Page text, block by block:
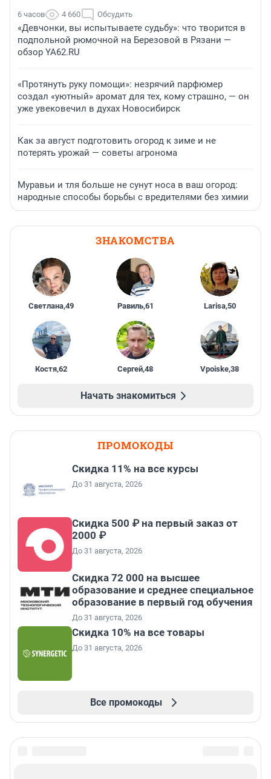
6 часов 4 660 Обсудить
«Девчонки, вы испытываете судьбу»: что творится в
подпольной рюмочной на Березовой в Рязани —
обзор YA62.RU
«Протянуть руку помощи»: незрячий парфюмер
создал «уютный» аромат для тех, кому страшно, — он
уже увековечил в духах Новосибирск
Как за август подготовить огород к зиме и не
потерять урожай — советы агронома
Муравьи и тля больше не сунут носа в ваш огород:
народные способы борьбы с вредителями без химии
ЗНАКОМСТВА
Светлана,49 Равиль,61 Larisa,50
Костя,62 Сергей,48 Vpoiske,38
Начать знакомиться
ПРОМОКОДЫ
Скидка 11% на все курсы
До 31 августа, 2026
Скидка 500 ₽ на первый заказ от
2000 ₽
До 31 августа, 2026
Скидка 72 000 на высшее
образование и среднее специальное
образование в первый год обучения
До 31 августа, 2026
Скидка 10% на все товары
До 31 августа, 2026
Все промокоды